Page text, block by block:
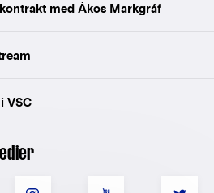
med Ákos Markgráf
VSC